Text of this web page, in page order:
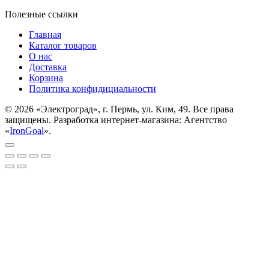
Полезные ссылки
Главная
Каталог товаров
О нас
Доставка
Корзина
Политика конфидициальности
© 2026 «Электроград», г. Пермь, ул. Ким, 49. Все права
защищены. Разработка интернет-магазина: Агентство
«IronGoal».